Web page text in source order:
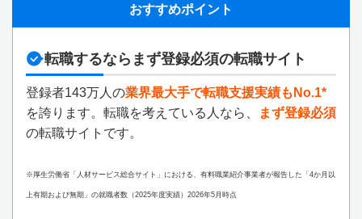
おすすめポイント
転職するならまず登録必須の転職サイト
登録者143万人の業界最大手で転職支援実績もNo.1*
を誇ります。転職を考えている人なら、
まず登録必須
の転職サイトです。
※厚生労働省「人材サービス総合サイト」における、有料職業紹介事業者が報告した「4か月以
上有期および無期」の就職者数（2025年度実績）2026年5月時点